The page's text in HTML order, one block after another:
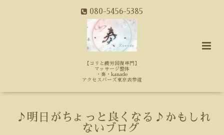
080-5456-5385
【コリと疲労回復専門】
マッサージ整体
・奏・kanade
アクセスバーズ東京表参道
♪明日がちょっと良くなる♪かもしれ
ないブログ